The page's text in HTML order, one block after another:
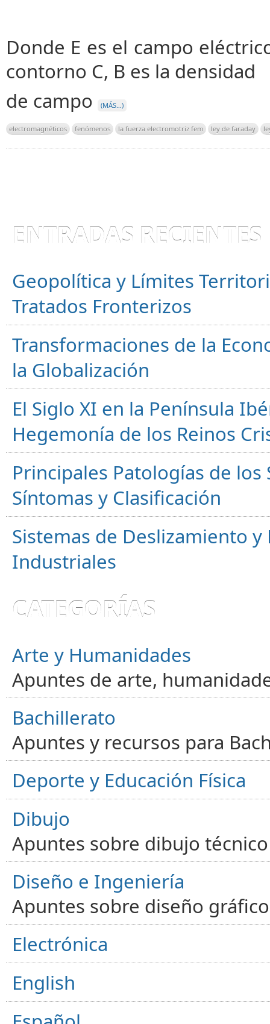
Donde E es el campo
contorno C, B es la densidad
de campo
(MÁS…)
electromagnéticos fenómenos la fuerza electromotriz fem ley de faraday
ENTRADAS RECIENTES
Geopolítica y Límites
Tratados Fronterizos
Transformaciones de la
la Globalización
El Siglo XI en la Península
Hegemonía de los Reinos
Principales Patologías de
Síntomas y Clasificación
Sistemas de Deslizamiento
Industriales
CATEGORÍAS
Arte y Humanidades
Apuntes de arte,
Bachillerato
Apuntes y recursos para
Deporte y Educación Física
Dibujo
Apuntes sobre dibujo
Diseño e Ingeniería
Apuntes sobre diseño
Electrónica
English